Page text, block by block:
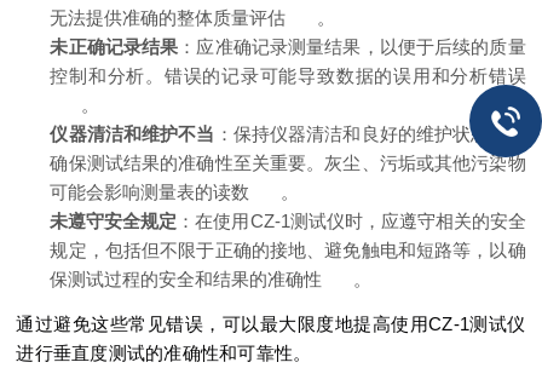
无法提供准确的整体质量评估
。
未正确记录结果 ：应准确记录测量结果，以便于后续的质量
控制和分析。错误的记录可能导致数据的误用和分析错误
。
仪器清洁和维护不当 ：保持仪器清洁和良好的维护状态对于
确保测试结果的准确性至关重要。灰尘、污垢或其他污染物
可能会影响测量表的读数
。
未遵守安全规定 ：在使用CZ-1测试仪时，应遵守相关的安全
规定，包括但不限于正确的接地、避免触电和短路等，以确
保测试过程的安全和结果的准确性
。
通过避免这些常见错误，可以最大限度地提高使用CZ-1测试仪
进行垂直度测试的准确性和可靠性。